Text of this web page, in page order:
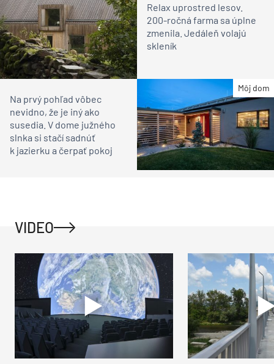
Relax uprostred lesov.
200-ročná farma sa úplne
zmenila. Jedáleň volajú
skleník
Môj dom
Na prvý pohľad vôbec
nevidno, že je iný ako
susedia. V dome južného
slnka si stačí sadnúť
k jazierku a čerpať pokoj
VIDEO